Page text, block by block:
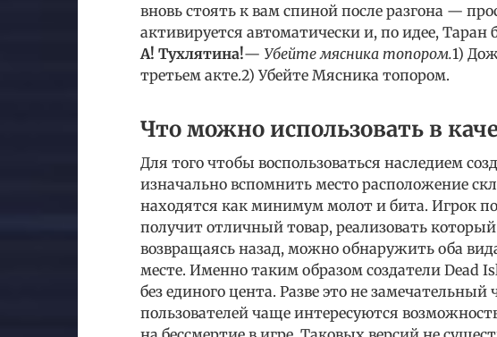
вновь стоять к вам спиной после разгона —
активируется автоматически и, по идее, Таран
А! Тухлятина!— Убейте мясника топором.1)
третьем акте.2) Убейте Мясника топором.
Что можно использовать в
Для того чтобы воспользоваться наследием
изначально вспомнить место расположение
находятся как минимум молот и бита. Игрок
получит отличный товар, реализовать
возвращаясь назад, можно обнаружить оба
месте. Именно таким образом создатели Dead
без единого цента. Разве это не
пользователей чаще интересуются